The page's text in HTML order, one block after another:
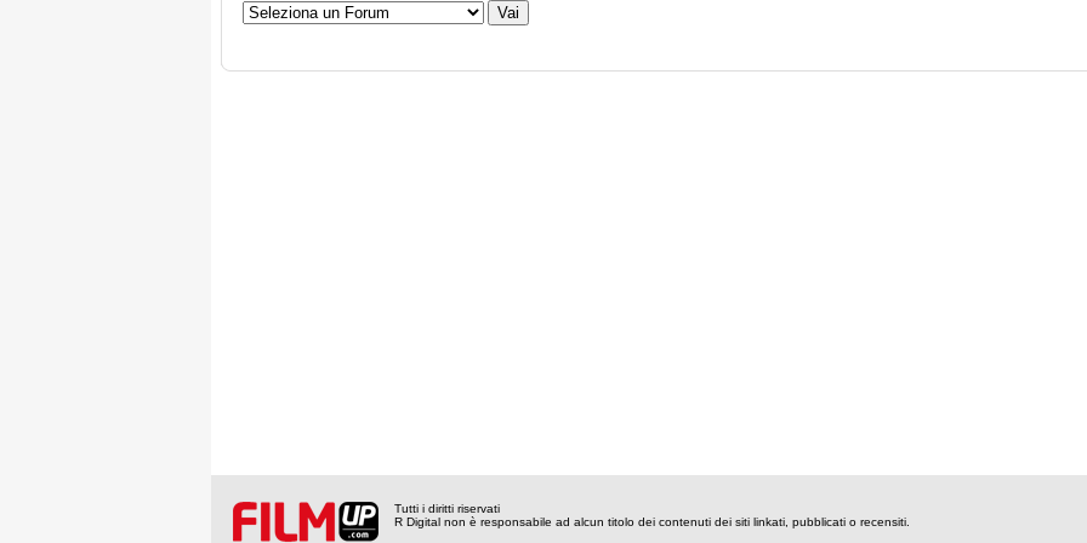
Tutti i diritti riservati
R Digital non è responsabile ad alcun titolo dei contenuti dei siti linkati, pubblicati o recensiti.